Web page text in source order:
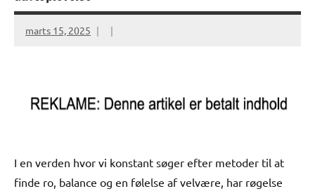
marts 15, 2025
I en verden hvor vi konstant søger efter metoder til at
finde ro, balance og en følelse af velvære, har røgelse